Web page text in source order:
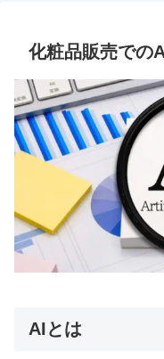
化粧品販売での
AIとは